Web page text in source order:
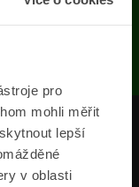
pro
mohli měřit
lepší
v oblasti